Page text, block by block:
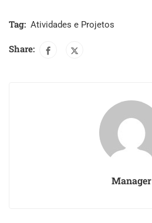
Tag: Atividades e Projetos
Share:
Manager